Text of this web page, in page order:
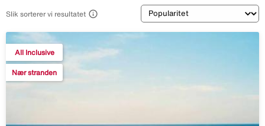
Slik sorterer vi resultatet  Sortering
All Inclusive
Nær stranden